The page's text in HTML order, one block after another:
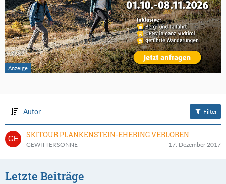
Autor Filter
SKITOUR PLANKENSTEIN-EHERING VERLOREN
GEWITTERSONNE 17. Dezember 2017
Letzte Beiträge